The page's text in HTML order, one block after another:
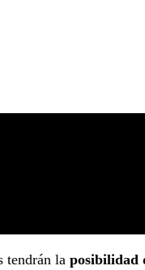
tendrán la posibilidad